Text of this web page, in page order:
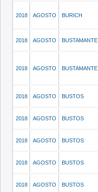
2018 AGOSTO BURICH
2018 AGOSTO BUSTAMANTE
2018 AGOSTO BUSTAMANTE
2018 AGOSTO BUSTOS
2018 AGOSTO BUSTOS
2018 AGOSTO BUSTOS
2018 AGOSTO BUSTOS
2018 AGOSTO BUSTOS